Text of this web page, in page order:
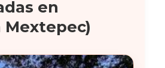
en
Mextepec)